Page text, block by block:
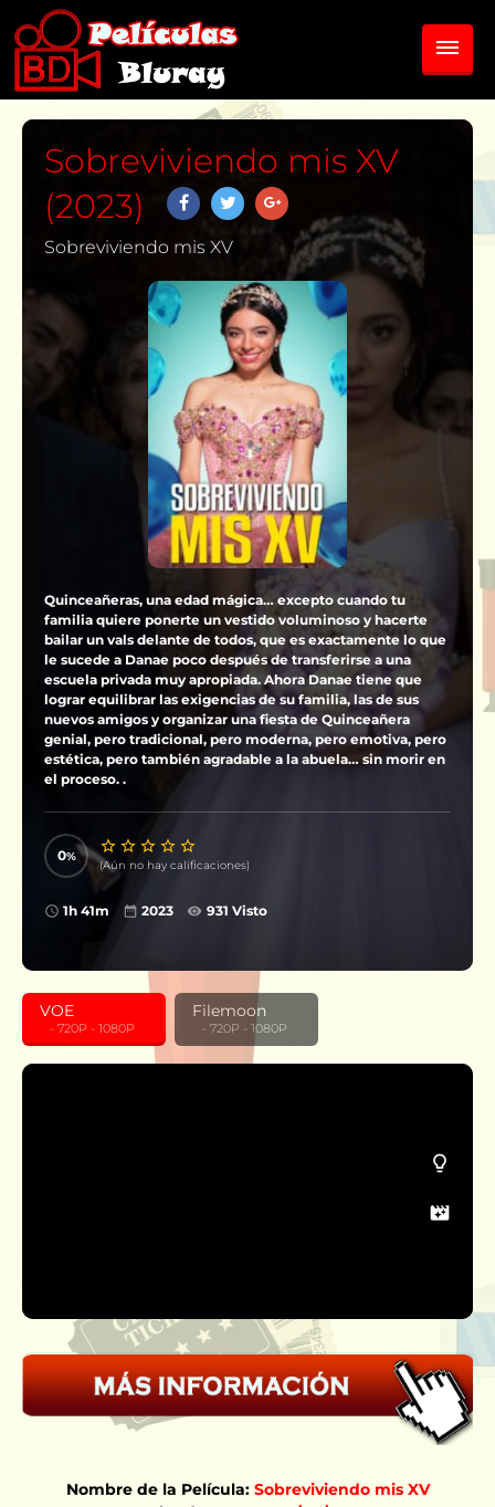
Sobreviviendo mis XV
(2023)
Sobreviviendo mis XV
Quinceañeras, una edad mágica… excepto cuando tu
familia quiere ponerte un vestido voluminoso y hacerte
bailar un vals delante de todos, que es exactamente lo que
le sucede a Danae poco después de transferirse a una
escuela privada muy apropiada. Ahora Danae tiene que
lograr equilibrar las exigencias de su familia, las de sus
nuevos amigos y organizar una fiesta de Quinceañera
genial, pero tradicional, pero moderna, pero emotiva, pero
estética, pero también agradable a la abuela… sin morir en
el proceso. .
0
(Aún no hay calificaciones)
1h 41m 2023 931 Visto
VOE
‎ ‎ ‎ - 720P - 1080P
Filemoon
‎ ‎ ‎ - 720P - 1080P
Nombre de la Película: Sobreviviendo mis XV